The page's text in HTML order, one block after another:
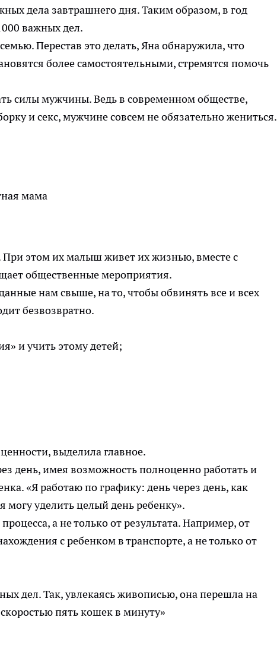
дела завтрашнего дня. Таким образом, в год
важных дел.
Перестав это делать, Яна обнаружила, что
более самостоятельными, стремятся помочь
силы мужчины. Ведь в современном обществе,
и секс, мужчине совсем не обязательно жениться.
При этом их малыш живет их жизнью, вместе с
общественные мероприятия.
нам свыше, на то, чтобы обвинять все и всех
безвозвратно.
и учить этому детей;
выделила главное.
день, имея возможность полноценно работать и
«Я работаю по графику: день через день, как
могу уделить целый день ребенку».
а не только от результата. Например, от
с ребенком в транспорте, а не только от
дел. Так, увлекаясь живописью, она перешла на
пять кошек в минуту»